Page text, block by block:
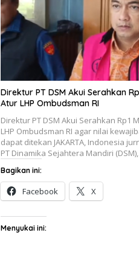
Direktur PT DSM Akui Serahkan
Atur LHP Ombudsman RI
Direktur PT DSM Akui Serahkan Rp1
LHP Ombudsman RI agar nilai
dapat ditekan JAKARTA, Indonesia
PT Dinamika Sejahtera Mandiri
Bagikan ini:
Facebook X
Menyukai ini: